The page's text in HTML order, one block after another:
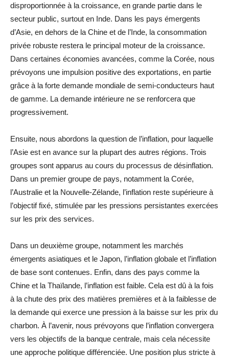
disproportionnée à la croissance, en grande partie dans le
secteur public, surtout en Inde. Dans les pays émergents
d’Asie, en dehors de la Chine et de l’Inde, la consommation
privée robuste restera le principal moteur de la croissance.
Dans certaines économies avancées, comme la Corée, nous
prévoyons une impulsion positive des exportations, en partie
grâce à la forte demande mondiale de semi-conducteurs haut
de gamme. La demande intérieure ne se renforcera que
progressivement.
Ensuite, nous abordons la question de l’inflation, pour laquelle
l’Asie est en avance sur la plupart des autres régions. Trois
groupes sont apparus au cours du processus de désinflation.
Dans un premier groupe de pays, notamment la Corée,
l’Australie et la Nouvelle-Zélande, l’inflation reste supérieure à
l’objectif fixé, stimulée par les pressions persistantes exercées
sur les prix des services.
Dans un deuxième groupe, notamment les marchés
émergents asiatiques et le Japon, l’inflation globale et l’inflation
de base sont contenues. Enfin, dans des pays comme la
Chine et la Thaïlande, l’inflation est faible. Cela est dû à la fois
à la chute des prix des matières premières et à la faiblesse de
la demande qui exerce une pression à la baisse sur les prix du
charbon. À l’avenir, nous prévoyons que l’inflation convergera
vers les objectifs de la banque centrale, mais cela nécessite
une approche politique différenciée. Une position plus stricte à